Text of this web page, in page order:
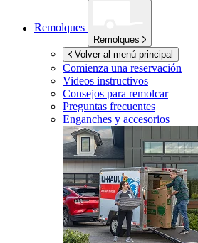
Remolques
Remolques
Volver al menú principal
Comienza una reservación
Videos instructivos
Consejos para remolcar
Preguntas frecuentes
Enganches y accesorios